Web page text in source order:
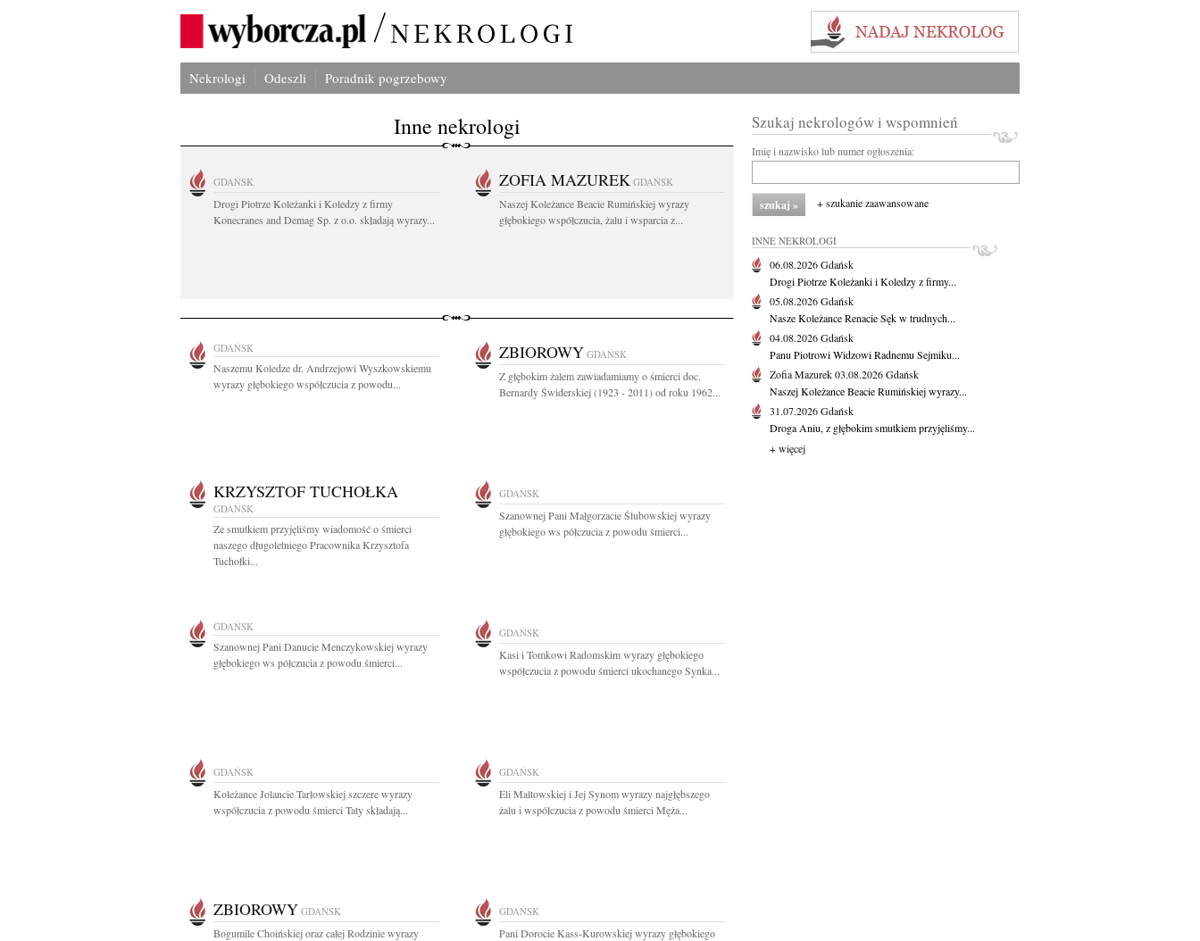
Nekrologi Odeszli Poradnik pogrzebowy
Inne nekrologi
GDAŃSK
Drogi Piotrze Koleżanki i Koledzy z firmy
Konecranes and Demag Sp. z o.o. składają wyrazy...
ZOFIA MAZUREK GDAŃSK
Naszej Koleżance Beacie Rumińskiej wyrazy
głębokiego współczucia, żalu i wsparcia z...
GDAŃSK
Naszemu Koledze dr. Andrzejowi Wyszkowskiemu
wyrazy głębokiego współczucia z powodu...
ZBIOROWY GDAŃSK
Z głębokim żalem zawiadamiamy o śmierci doc.
Bernardy Świderskiej (1923 - 2011) od roku 1962...
KRZYSZTOF TUCHOŁKA
GDAŃSK
Ze smutkiem przyjęliśmy wiadomość o śmierci
naszego długoletniego Pracownika Krzysztofa
Tuchołki...
GDAŃSK
Szanownej Pani Małgorzacie Ślubowskiej wyrazy
głębokiego ws półczucia z powodu śmierci...
GDAŃSK
Szanownej Pani Danucie Menczykowskiej wyrazy
głębokiego ws półczucia z powodu śmierci...
GDAŃSK
Kasi i Tomkowi Radomskim wyrazy głębokiego
współczucia z powodu śmierci ukochanego Synka...
GDAŃSK
Koleżance Jolancie Tarłowskiej szczere wyrazy
współczucia z powodu śmierci Taty składają...
GDAŃSK
Eli Maltowskiej i Jej Synom wyrazy najgłębszego
żalu i współczucia z powodu śmierci Męża...
ZBIOROWY GDAŃSK
Bogumile Choińskiej oraz całej Rodzinie wyrazy
GDAŃSK
Pani Dorocie Kass-Kurowskiej wyrazy głębokiego
Szukaj nekrologów i wspomnień
Imię i nazwisko lub numer ogłoszenia:
+ szukanie zaawansowane
INNE NEKROLOGI
06.08.2026Gdańsk
Drogi Piotrze Koleżanki i Koledzy z firmy...
05.08.2026Gdańsk
Nasze Koleżance Renacie Sęk w trudnych...
04.08.2026Gdańsk
Panu Piotrowi Widzowi Radnemu Sejmiku...
Zofia Mazurek03.08.2026Gdańsk
Naszej Koleżance Beacie Rumińskiej wyrazy...
31.07.2026Gdańsk
Droga Aniu, z głębokim smutkiem przyjęliśmy...
+ więcej